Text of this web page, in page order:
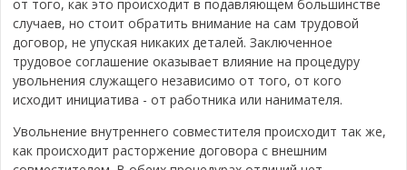
от того, как это происходит в подавляющем большинстве
случаев, но стоит обратить внимание на сам трудовой
договор, не упуская никаких деталей. Заключенное
трудовое соглашение оказывает влияние на процедуру
увольнения служащего независимо от того, от кого
исходит инициатива - от работника или нанимателя.
Увольнение внутреннего совместителя происходит так же,
как происходит расторжение договора с внешним